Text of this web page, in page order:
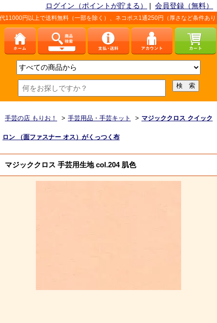
ログイン（ポイントが貯まる） | 会員登録（無料）
料（一部を除く）、ネコポス1通250円（厚さなど条件あり）。詳しくは、こ
手芸の店 もりお！ > 手芸用品・手芸キット > マジッククロス クイック
ロン （面ファスナー オス）がくっつく布
マジッククロス 手芸用生地 col.204 肌色